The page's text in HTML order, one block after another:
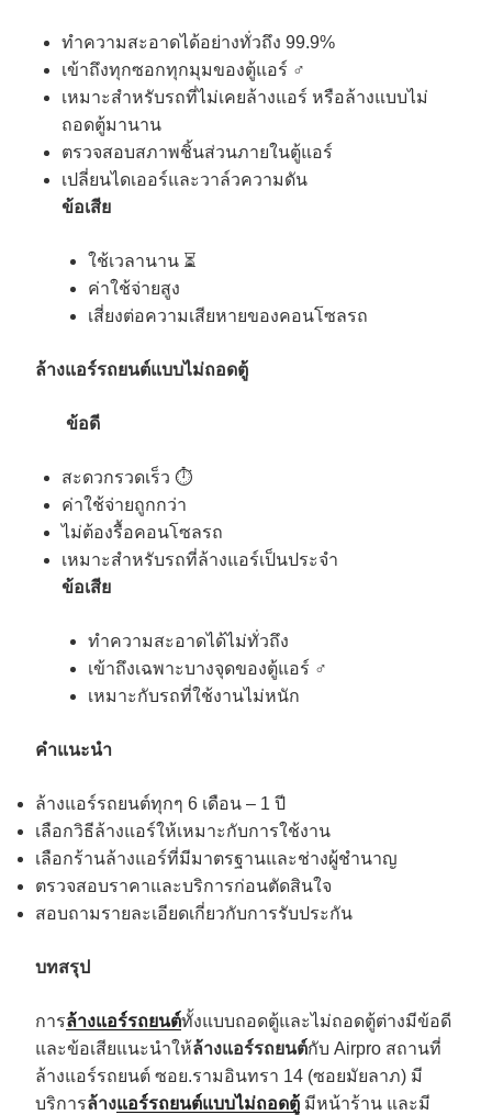
ทำความสะอาดได้อย่างทั่วถึง 99.9%
เข้าถึงทุกซอกทุกมุมของตู้แอร์ ️‍♂️
เหมาะสำหรับรถที่ไม่เคยล้างแอร์ หรือล้างแบบไม่
ถอดตู้มานาน
ตรวจสอบสภาพชิ้นส่วนภายในตู้แอร์
เปลี่ยนไดเออร์และวาล์วความดัน
ข้อเสีย
ใช้เวลานาน ⏳
ค่าใช้จ่ายสูง
เสี่ยงต่อความเสียหายของคอนโซลรถ
ล้างแอร์รถยนต์แบบไม่ถอดตู้
ข้อดี
สะดวกรวดเร็ว ⏱️
ค่าใช้จ่ายถูกกว่า
ไม่ต้องรื้อคอนโซลรถ
เหมาะสำหรับรถที่ล้างแอร์เป็นประจำ ️
ข้อเสีย
ทำความสะอาดได้ไม่ทั่วถึง
เข้าถึงเฉพาะบางจุดของตู้แอร์ ️‍♂️
เหมาะกับรถที่ใช้งานไม่หนัก
คำแนะนำ
ล้างแอร์รถยนต์ทุกๆ 6 เดือน – 1 ปี ️
เลือกวิธีล้างแอร์ให้เหมาะกับการใช้งาน
เลือกร้านล้างแอร์ที่มีมาตรฐานและช่างผู้ชำนาญ ‍
ตรวจสอบราคาและบริการก่อนตัดสินใจ
สอบถามรายละเอียดเกี่ยวกับการรับประกัน ️
บทสรุป
การล้างแอร์รถยนต์ทั้งแบบถอดตู้และไม่ถอดตู้ต่างมีข้อดี
และข้อเสียแนะนำให้ล้างแอร์รถยนต์กับ Airpro สถานที่
ล้างแอร์รถยนต์ ซอย.รามอินทรา 14 (ซอยมัยลาภ) มี
บริการล้างแอร์รถยนต์แบบไม่ถอดตู้ มีหน้าร้าน และมี